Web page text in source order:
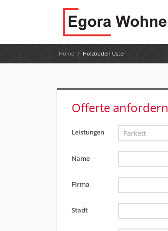
Home / Holzboden Uster
Offerte anfordern
Leistungen Parkett
Name
Firma
Stadt